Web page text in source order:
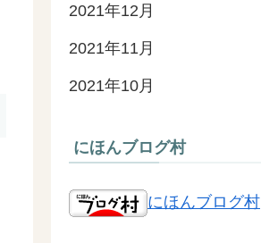
2021年12月
2021年11月
2021年10月
にほんブログ村
にほんブログ村